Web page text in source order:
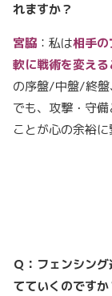
れますか？
宮脇 ：私は相手
軟に戦術を変える
の序盤/中盤/終盤
でも、攻撃・守
ことが心の余裕に
Ｑ：フェンシン
てていくのですか